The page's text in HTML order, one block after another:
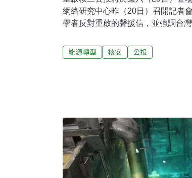
網絡研究中心昨（20日）召開記者
學者反對重啟的聲援信，並強調台
（1）核能復興非趨勢核能復興是世
Consulting Group）主席多夫曼博
討論，曾多次訪台的德國波茨坦永
恩（Ortwin Renn）教授強調
能源轉型 核安 公投